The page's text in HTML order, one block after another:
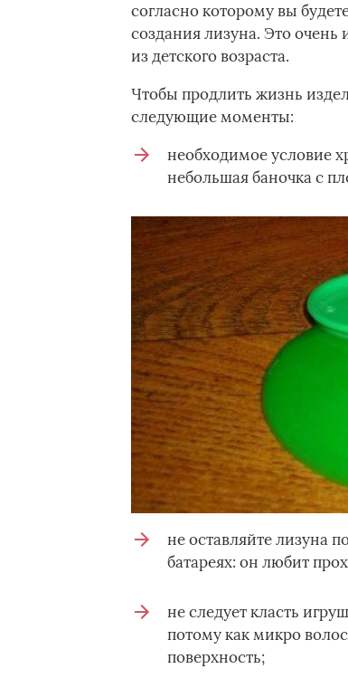
согласно которому вы
создания лизуна. Это очень
из детского возраста.
Чтобы продлить жизнь
следующие моменты:
необходимое условие
небольшая баночка с
не оставляйте лизуна
батареях: он любит
не следует класть
потому как микро
поверхность;